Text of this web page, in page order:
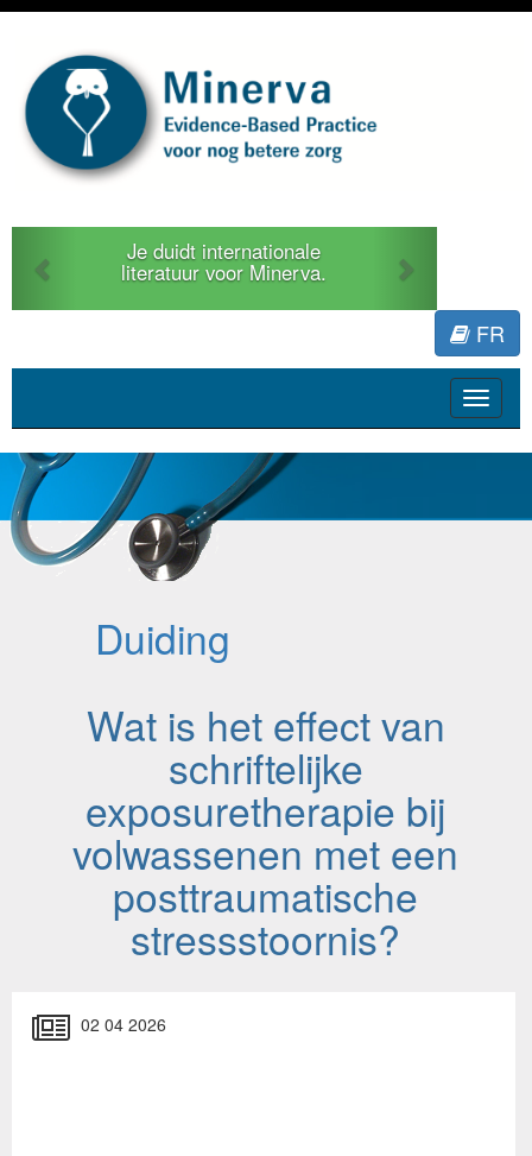
Je duidt internationale
literatuur voor Minerva.
Previous
FR
Toggle
Duiding
Wat is het effect van
schriftelijke
exposuretherapie bij
volwassenen met een
posttraumatische
stressstoornis?
02 04 2026